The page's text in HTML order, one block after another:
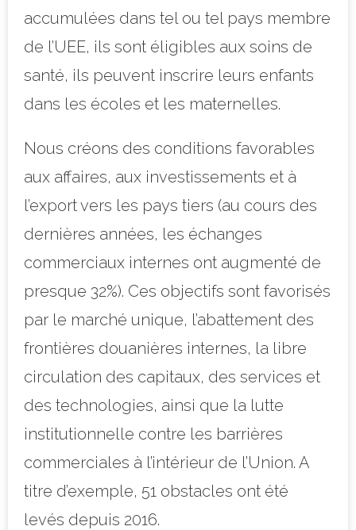
accumulées dans tel ou tel pays membre
de l’UEE, ils sont éligibles aux soins de
santé, ils peuvent inscrire leurs enfants
dans les écoles et les maternelles.
Nous créons des conditions favorables
aux affaires, aux investissements et à
l’export vers les pays tiers (au cours des
dernières années, les échanges
commerciaux internes ont augmenté de
presque 32%). Ces objectifs sont favorisés
par le marché unique, l’abattement des
frontières douanières internes, la libre
circulation des capitaux, des services et
des technologies, ainsi que la lutte
institutionnelle contre les barrières
commerciales à l’intérieur de l’Union. A
titre d’exemple, 51 obstacles ont été
levés depuis 2016.